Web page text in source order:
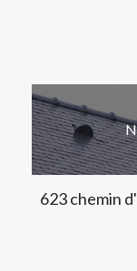
623 chemin